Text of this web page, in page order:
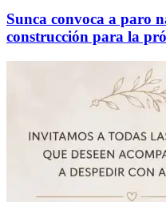
Sunca convoca a paro
construcción para la